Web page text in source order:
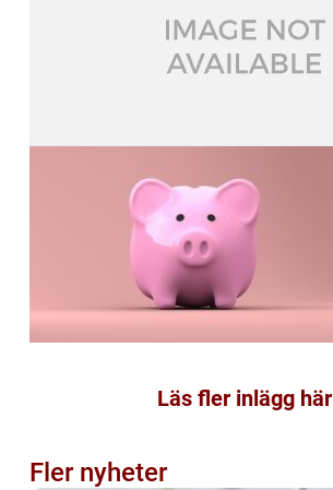
Läs fler inlägg här
Fler nyheter